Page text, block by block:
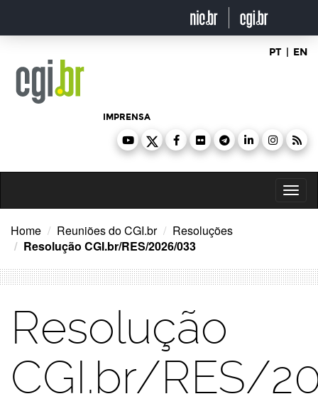
o
PT | EN
IMPRENSA
Home Reuniões do CGI.br
Resoluções
Resolução CGI.br/RES/2026/033
Resolução
CGI.br/RES/